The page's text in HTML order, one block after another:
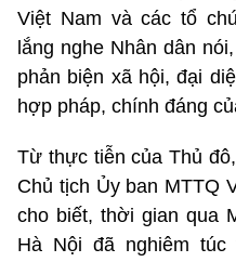
Việt Nam và các tổ
lắng nghe Nhân dân
phản biện xã hội, đại
hợp pháp, chính đáng
Từ thực tiễn của Thủ
Chủ tịch Ủy ban MTTQ
cho biết, thời gian qua
Hà Nội đã nghiêm túc